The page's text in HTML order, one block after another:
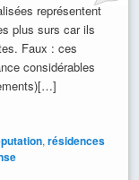
représentent
plus surs car ils
Faux : ces
considérables
, résidences